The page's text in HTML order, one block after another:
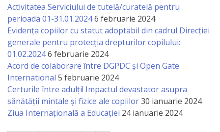
veche
a
paginii
web
Contacte
Activitatea Serviciului de tutelă/curatelă pentru
perioada 01-31.01.20246 februarie 2024
Evidența copiilor cu statut adoptabil din cadrul Direcției
generale pentru protecția drepturilor copilului:
01.02.20246 februarie 2024
Acord de colaborare între DGPDC și Open Gate
International 5 februarie 2024
Certurile între adulți! Impactul devastator asupra
sănătății mintale și fizice ale copiilor30 ianuarie 2024
Ziua Internațională a Educației 24 ianuarie 2024